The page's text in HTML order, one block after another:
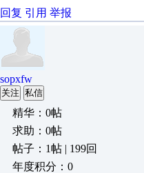
回复 引用 举报
sopxfw
关注 私信
精华：0帖
求助：0帖
帖子：1帖 | 199回
年度积分：0